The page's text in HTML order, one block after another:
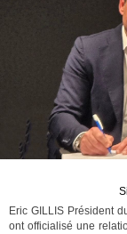
Eric GILLIS Président
ont officialisé une